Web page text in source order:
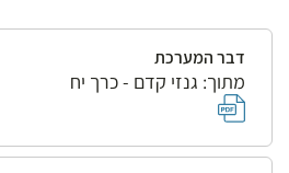
דבר המערכת
מתוך: גנזי קדם - כרך יח